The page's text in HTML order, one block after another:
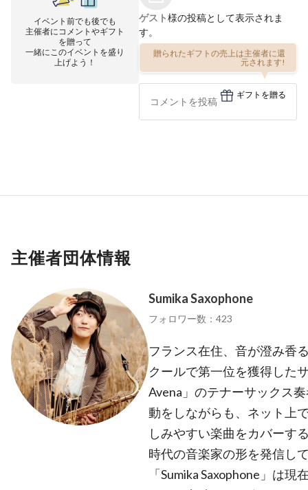
イベント前でも後でも
主催者にコメントやギフト
を贈って
一緒にこのイベントを盛り
上げよう！
ゲスト様の投稿として表示されま
す。
贈られたギフトの売上は主催者に還
元されます!
ギフトを贈る
主催者団体情報
Sumika Saxophone
フォロワー数：423
フランス在住、音が澄み香
クールで第一位を獲得した
Avena」のテナーサックス
動をしながらも、ネット上
しみやすい楽曲をカバーす
時代の音楽家の形を発信し
「Sumika Saxophone」は